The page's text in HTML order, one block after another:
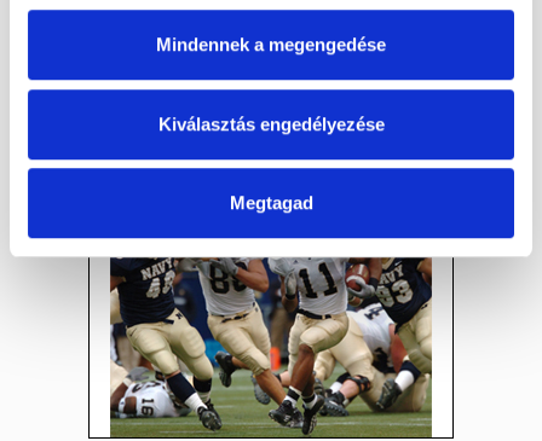
Mindennek a megengedése
Kiválasztás engedélyezése
Megtagad
Az alábbi képen látható, hogy FIT módban nem kerülnek
például 10x15 cm-es fénykép méret megmaradjon és a kép
részletei se vesszenek el, fehér sávok lesznek az előhívott
képen a bal- és a jobboldalon.